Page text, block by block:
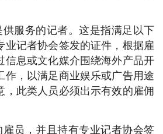
服务的记者。这是指满足以下
业记者协会签发的证件，根据雇
信息或文化媒介围绕海外产品开
作，以满足商业娱乐或广告用途
，此类人员必须出示有效的雇佣
员，并且持有专业记者协会签